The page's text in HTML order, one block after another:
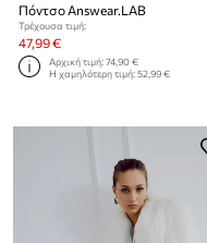
Πόντσο Answear.LAB
Τρέχουσα τιμή:
47,99 €
Αρχική τιμή:74,90 €
Η χαμηλότερη τιμή:52,99 €